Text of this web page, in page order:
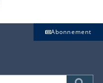
Abonnement